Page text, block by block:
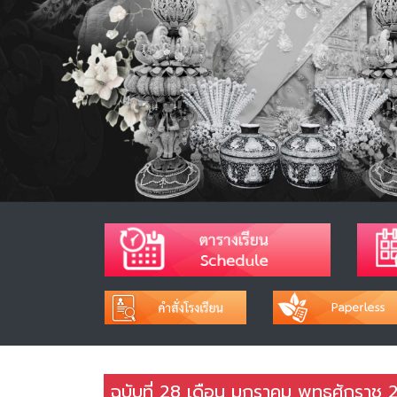
ฉบับที่ 28 เดือน มกราคม พุทธศักราช